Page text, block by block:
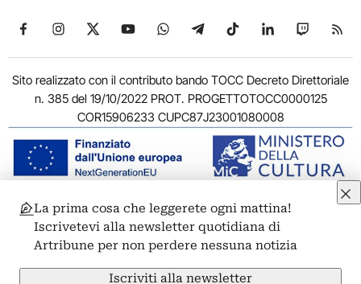
Seguici su Facebook
Seguici su Instagram
Seguici su X
Seguici su YouTube
Seguici su WhatsApp
Seguici su Telegram
Seguici su TikTok
Seguici su
Seguici
Sito realizzato con il contributo bando TOCC Decreto Direttoriale
n. 385 del 19/10/2022 PROT. PROGETTOTOCC0000125
COR15906233 CUPC87J23001080008
© 2011-2026 ARTRIBUNE srl – Corso Vittorio Emanuele II, 287 –
00186 Roma - P.I. 11381581005
Privacy: Responsabile della protezione dei dati personali
ARTRIBUNE srl – Corso Vittorio Emanuele II, 287 – 00186 Roma
La prima cosa che leggerete ogni mattina!
Iscrivetevi alla newsletter quotidiana di
Artribune per non perdere nessuna notizia
Iscriviti alla newsletter